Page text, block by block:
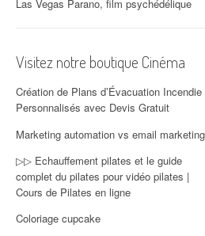
Las Vegas Parano, film psychédélique
Visitez notre boutique Cinéma
Création de Plans d’Évacuation Incendie
Personnalisés avec Devis Gratuit
Marketing automation vs email marketing
▷▷ Echauffement pilates et le guide
complet du pilates pour vidéo pilates |
Cours de Pilates en ligne
Coloriage cupcake